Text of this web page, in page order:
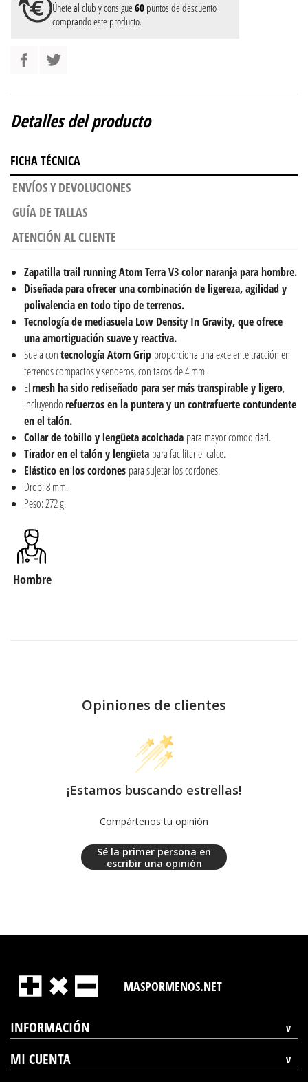
Únete al club y consigue60 puntos de descuento
comprando este producto.
Detalles del producto
FICHA TÉCNICA
ENVÍOS Y DEVOLUCIONES
GUÍA DE TALLAS
ATENCIÓN AL CLIENTE
Zapatilla trail runningAtom Terra V3 color naranja para hombre.
Diseñada para ofrecer una combinación de ligereza, agilidad y
polivalencia en todo tipo de terrenos.
Tecnología de mediasuela Low Density In Gravity, que ofrece
una amortiguación suave y reactiva.
Suela contecnología Atom Grip proporciona una excelente tracción en
terrenos compactos y senderos, con tacos de 4 mm.
Elmesh ha sido rediseñado para ser más transpirable y ligero,
incluyendorefuerzos en la puntera y un contrafuerte contundente
en el talón.
Collar de tobillo y lengüeta acolchada para mayor comodidad.
Tirador en el talón y lengüeta para facilitar el calce.
Elástico en los cordones para sujetar los cordones.
Drop: 8 mm.
Peso: 272 g.
Hombre
Opiniones de clientes
¡Estamos buscando estrellas!
Compártenos tu opinión
Sé la primer persona en
escribir una opinión
MASPORMENOS.NET
INFORMACIÓN
MI CUENTA